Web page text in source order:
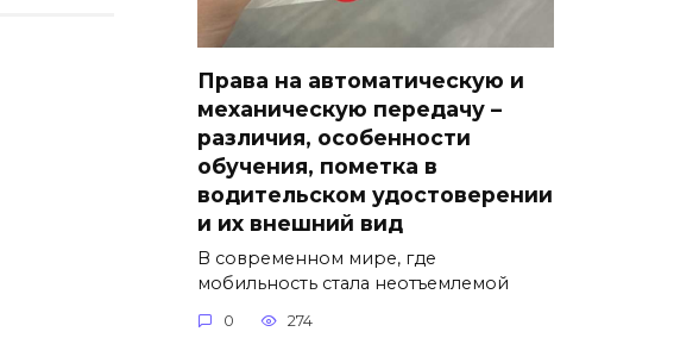
Права на автоматическую и
механическую передачу –
различия, особенности
обучения, пометка в
водительском удостоверении
и их внешний вид
В современном мире, где
мобильность стала неотъемлемой
0 274